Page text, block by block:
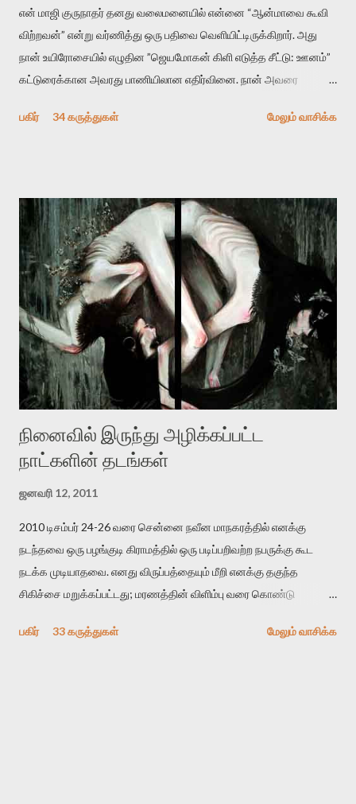
என் மாஜி குருநாதர் தனது வலைமனையில் என்னை “ஆன்மாவை கூவி
விற்றவன்” என்று வர்ணித்து ஒரு பதிவை வெளியிட்டிருக்கிறார். அது
நான் உயிரோசையில் எழுதின ”ஜெயமோகன் கிளி எடுத்த சீட்டு: ஊனம்”
கட்டுரைக்கான அவரது பாணியிலான எதிர்வினை. நான் அவரை
பதிவை படித்த நண்பர்கள் பலரும் அவருக்காக இரக்கப்பட்டார்கள்.
தனது இணையதளத்திலே தொடர்ந்து பதிவு செய்கிறார். உயிர்மை
இன்னும் சில வருடங்களுக்கு தனக்கு எதிராக எழுத்தாளர்களை ஏவி
விட்டபடி இருக்கும் என்று ஒரு அச்சத்தை வெளிப்படுத்தியபடி
இருக்கிறார். அவர் கடுமையான பாதுகாப்பின்மை மனநிலையில் உள்ளார்.
உயிர்மை அவரை தாக்க உத்தேசித்தாலும் இல்லை என்றாலும்
ஜெயமோகன் அந்த பிரமையால் தொடர்ந்து அச்சுறுத்தலுக்கு உள்ளாகி
உள்ளார். உங்களை பற்றின இந்த தாக்குதல் கூட இதன் வெளிப்பாடு தான்”.
உண்மையே! ராக்கி படத்தில் குத்துச்சண்டை வீரராக வரும் சில்வெஸ்டர்
ஓரிடத்தில் சொல்வார்: ...
பகிர் 34 கருத்துகள் மேலும் வாசிக்க
நினைவில் இருந்து அழிக்கப்பட்ட
நாட்களின் தடங்கள்
ஜனவரி 12, 2011
2010 டிசம்பர் 24-26 வரை சென்னை நவீன மாநகரத்தில் எனக்கு
நடந்தவை ஒரு பழங்குடி கிராமத்தில் ஒரு படிப்பறிவற்ற நபருக்கு கூட
நடக்க முடியாதவை. எனது விருப்பத்தையும் மீறி எனக்கு தகுந்த
சிகிச்சை மறுக்கப்பட்டது; மரணத்தின் விளிம்பு வரை கொண்டு
பகிர்
33 கருத்துகள் மேலும் வாசிக்க